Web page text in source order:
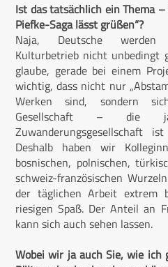
Ist das tatsächlich ein Thema
Piefke-Saga lässt grüßen“?
Naja, Deutsche werden
Kulturbetrieb nicht unbedingt
glaube, gerade bei einem
wichtig, dass nicht nur
Werken sind, sondern
Gesellschaft – die
Zuwanderungsgesellschaft
Deshalb haben wir
bosnischen, polnischen,
schweiz-französischen
der täglichen Arbeit extrem
riesigen Spaß. Der Anteil an
kann sich auch sehen lassen.
Wobei wir ja auch Sie, wie ich